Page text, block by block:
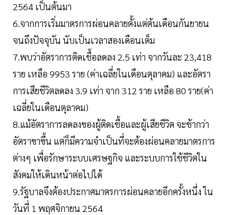
2564 เป็นต้นมา
6.จากการเริ่มมาตรการผ่อนคลายตั้งแต่ต้นเดือนกันยายน
จนถึงปัจจุบัน นับเป็นเวลาสองเดือนเต็ม
7.พบว่าอัตราการติดเชื้อลดลง 2.5 เท่า จากวันละ 23,418
ราย เหลือ 9953 ราย (ค่าเฉลี่ยในเดือนตุลาคม) และอัตรา
การเสียชีวิตลดลง 3.9 เท่า จาก 312 ราย เหลือ 80 ราย(ค่า
เฉลี่ยในเดือนตุลาคม)
8.แม้อัตราการลดลงของผู้ติดเชื้อและผู้เสียชีวิต จะช้ากว่า
อัตราขาขึ้น แต่ก็มีความจำเป็นที่จะต้องผ่อนคลายมาตรการ
ต่างๆ เพื่อรักษาระบบเศรษฐกิจ และระบบการใช้ชีวิตใน
สังคมให้เดินหน้าต่อไปได้
9.รัฐบาลจึงต้องประกาศมาตรการผ่อนคลายอีกครั้งหนึ่ง ใน
วันที่ 1 พฤศจิกายน 2564